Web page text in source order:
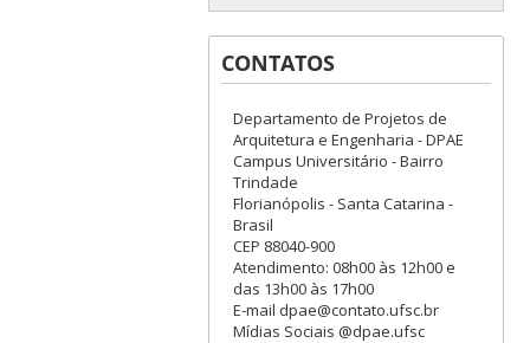
CONTATOS
Departamento de Projetos de
Arquitetura e Engenharia - DPAE
Campus Universitário - Bairro
Trindade
Florianópolis - Santa Catarina -
Brasil
CEP 88040-900
Atendimento: 08h00 às 12h00 e
das 13h00 às 17h00
E-mail dpae@contato.ufsc.br
Mídias Sociais @dpae.ufsc